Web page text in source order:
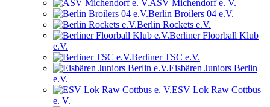
ASV Michendorf e. V.
Berlin Broilers 04 e.V.
Berlin Rockets e.V.
Berliner Floorball Klub
e.V.
Berliner TSC e.V.
Eisbären Juniors Berlin
e.V.
ESV Lok Raw Cottbus
e. V.